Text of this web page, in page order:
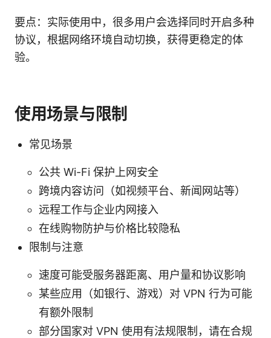
要点：实际使用中，很多用户会选择同时开启多种
协议，根据网络环境自动切换，获得更稳定的体
验。
使用场景与限制
常见场景
公共 Wi-Fi 保护上网安全
跨境内容访问（如视频平台、新闻网站等）
远程工作与企业内网接入
在线购物防护与价格比较隐私
限制与注意
速度可能受服务器距离、用户量和协议影响
某些应用（如银行、游戏）对 VPN 行为可能
有额外限制
部分国家对 VPN 使用有法规限制，请在合规